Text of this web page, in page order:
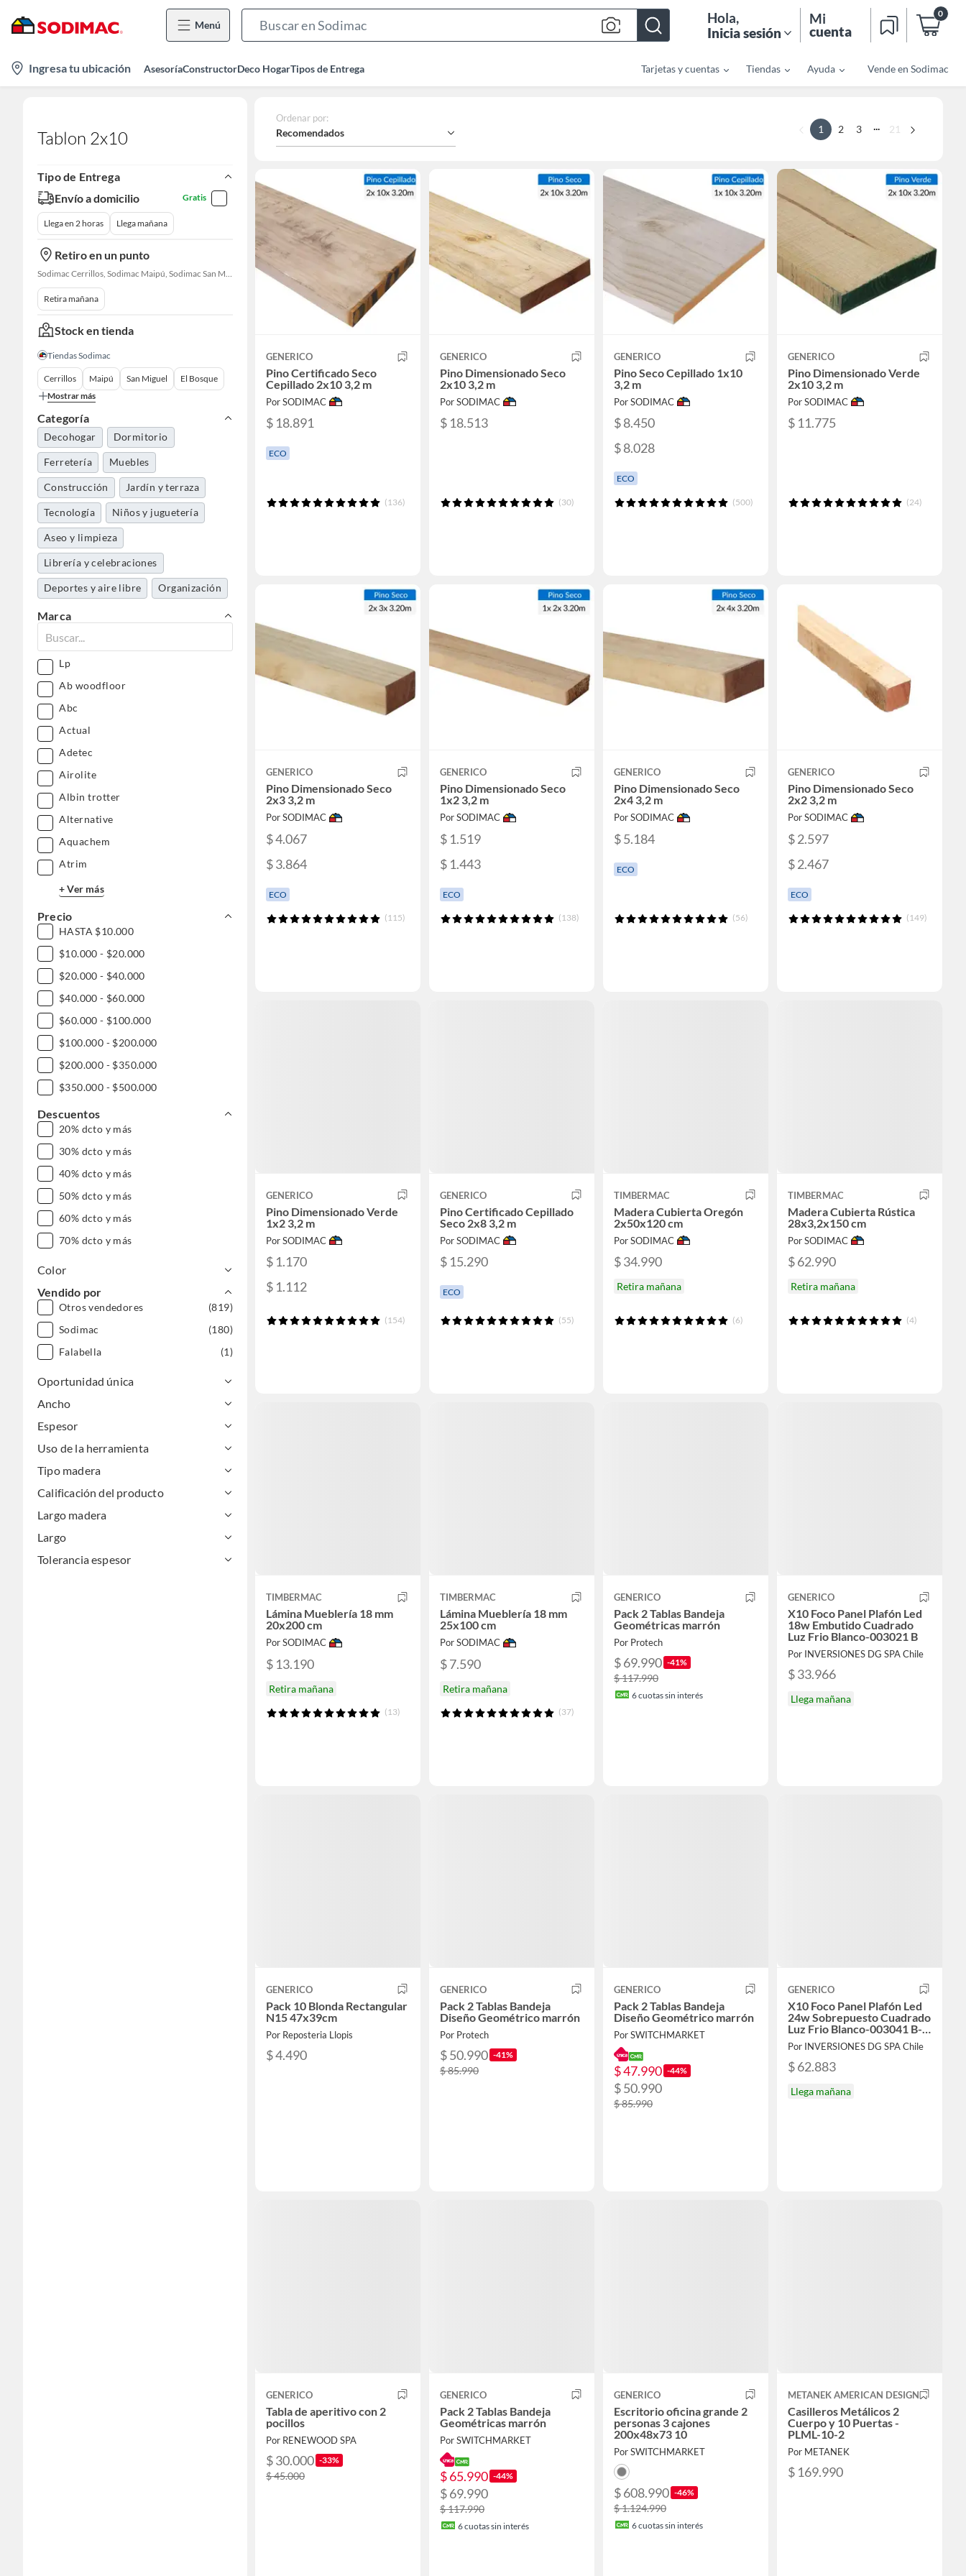
Menú
Bar
Hola,
Inicia sesión
Mi
cuenta
0
location-
icon
Ingresa tu ubicación AsesoríaConstructorDeco HogarTipos de Entrega Tarjetas y cuentas Tiendas Ayuda Vende en Sodimac
Tablon 2x10
Tipo de Entrega
Envío a domicilio
Gratis
Llega en 2 horas Llega mañana
Retiro en un punto
Sodimac Cerrillos, Sodimac Maipú, Sodimac San Miguel, Sodimac El Bosque, Sodimac San Bernardo, Constructor Cantagallo, Sodimac Talagante, Sodimac San Fernando
Retira mañana
Stock en tienda
Tiendas Sodimac
Cerrillos Maipú San Miguel
El Bosque
Mostrar más
Categoría
Decohogar Dormitorio
Ferretería Muebles
Construcción Jardín y terraza
Tecnología Niños y juguetería
Aseo y limpieza
Librería y celebraciones
Deportes y aire libre Organización
Herramientas y máquinas
Cocina y baño
Gasfitería
Pasatiempos Maletería y viajes
Pinturas
Mundo bebé
Marca
Lp
Ab woodfloor
Abc
Actual
Adetec
Airolite
Albin trotter
Alternative
Aquachem
Atrim
+ Ver más
Precio
HASTA $10.000
$10.000 - $20.000
$20.000 - $40.000
$40.000 - $60.000
$60.000 - $100.000
$100.000 - $200.000
$200.000 - $350.000
$350.000 - $500.000
$500.000 - $1.000.000
DESDE $1.000.000
Descuentos
20% dcto y más
30% dcto y más
40% dcto y más
50% dcto y más
60% dcto y más
70% dcto y más
Color
Vendido por
Otros vendedores
(819)
Sodimac
(180)
Falabella
(1)
Oportunidad única
Ancho
Espesor
Uso de la herramienta
Tipo madera
Calificación del producto
Largo madera
Largo
Tolerancia espesor
Ordenar por:
Recomendados 1 2 3 ... 21
GENERICO
Pino Certificado Seco
Cepillado 2x10 3,2 m
Por SODIMAC
$ 18.891
ECO
(136)
GENERICO
Pino Dimensionado Seco
2x10 3,2 m
Por SODIMAC
$ 18.513
(30)
GENERICO
Pino Seco Cepillado 1x10
3,2 m
Por SODIMAC
$ 8.450
$ 8.028
ECO
(500)
GENERICO
Pino Dimensionado Verde
2x10 3,2 m
Por SODIMAC
$ 11.775
(24)
GENERICO
Pino Dimensionado Seco
2x3 3,2 m
Por SODIMAC
$ 4.067
$ 3.864
ECO
(115)
GENERICO
Pino Dimensionado Seco
1x2 3,2 m
Por SODIMAC
$ 1.519
$ 1.443
ECO
(138)
GENERICO
Pino Dimensionado Seco
2x4 3,2 m
Por SODIMAC
$ 5.184
ECO
(56)
GENERICO
Pino Dimensionado Seco
2x2 3,2 m
Por SODIMAC
$ 2.597
$ 2.467
ECO
(149)
GENERICO
Pino Dimensionado Verde
1x2 3,2 m
Por SODIMAC
$ 1.170
$ 1.112
(154)
GENERICO
Pino Certificado Cepillado
Seco 2x8 3,2 m
Por SODIMAC
$ 15.290
ECO
(55)
TIMBERMAC
Madera Cubierta Oregón
2x50x120 cm
Por SODIMAC
$ 34.990
Retira mañana
(6)
TIMBERMAC
Madera Cubierta Rústica
28x3,2x150 cm
Por SODIMAC
$ 62.990
Retira mañana
(4)
TIMBERMAC
Lámina Mueblería 18 mm
20x200 cm
Por SODIMAC
$ 13.190
Retira mañana
(13)
TIMBERMAC
Lámina Mueblería 18 mm
25x100 cm
Por SODIMAC
$ 7.590
Retira mañana
(37)
GENERICO
Pack 2 Tablas Bandeja
Geométricas marrón
Por Protech
$ 69.990 -41%
$ 117.990
6cuotas sin interés
GENERICO
X10 Foco Panel Plafón Led
18w Embutido Cuadrado
Luz Frio Blanco-003021 B
Por INVERSIONES DG SPA Chile
$ 33.966
Llega mañana
GENERICO
Pack 10 Blonda Rectangular
N15 47x39cm
Por Reposteria Llopis
$ 4.490
GENERICO
Pack 2 Tablas Bandeja
Diseño Geométrico marrón
Por Protech
$ 50.990 -41%
$ 85.990
GENERICO
Pack 2 Tablas Bandeja
Diseño Geométrico marrón
Por SWITCHMARKET
$ 47.990 -44%
$ 50.990
$ 85.990
GENERICO
X10 Foco Panel Plafón Led
24w Sobrepuesto Cuadrado
Luz Frio Blanco-003041 B-
231017
Por INVERSIONES DG SPA Chile
$ 62.883
Llega mañana
GENERICO
Tabla de aperitivo con 2
pocillos
Por RENEWOOD SPA
$ 30.000 -33%
$ 45.000
GENERICO
Pack 2 Tablas Bandeja
Geométricas marrón
Por SWITCHMARKET
$ 65.990 -44%
$ 69.990
$ 117.990
6cuotas sin interés
GENERICO
Escritorio oficina grande 2
personas 3 cajones
200x48x73 10
Por SWITCHMARKET
$ 608.990 -46%
$ 1.124.990
6cuotas sin interés
METANEK AMERICAN DESIGN
Casilleros Metálicos 2
Cuerpo y 10 Puertas -
PLML-10-2
Por METANEK
$ 169.990